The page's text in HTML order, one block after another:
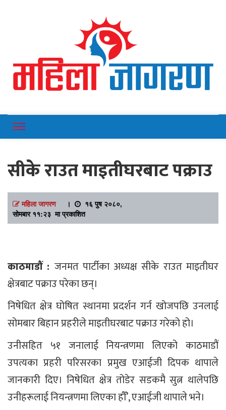
Mahilajagaran
सीके राउत माइतीघरबाट पक्राउ
महिला जागरण।
१६ पुष २०८०,
सोमबार ११:२३ मा प्रकाशित
काठमाडौं : जनमत पार्टीका अध्यक्ष सीके राउत माइतीघर
क्षेत्रबाट पक्राउ परेका छन्।
निषेधित क्षेत्र घोषित स्थानमा प्रदर्शन गर्न खोजपछि उनलाई
सोमबार बिहान प्रहरीले माइतीघरबाट पक्राउ गरेको हो।
उनीसहित ५१ जनालाई नियन्त्रणमा लिएको काठमाडौं
उपत्यका प्रहरी परिसरका प्रमुख एआईजी दिपक थापाले
जानकारी दिए। निषेधित क्षेत्र तोडेर सडकमै सुत्न थालेपछि
उनीहरूलाई नियन्त्रणमा लिएका हौँ’, एआईजी थापाले भने।